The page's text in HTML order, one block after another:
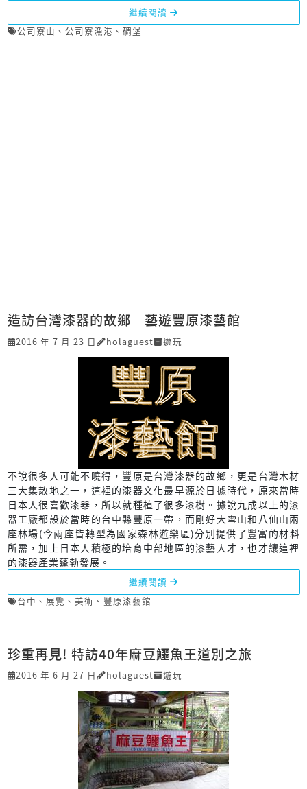
繼續閱讀
公司寮山 、 公司寮漁港 、 碉堡
造訪台灣漆器的故鄉─藝遊豐原漆藝館
2016 年 7 月 23 日 holaguest 遊玩
不說很多人可能不曉得，豐原是台灣漆器的故鄉，更是台灣木材
三大集散地之一，這裡的漆器文化最早源於日據時代，原來當時
日本人很喜歡漆器，所以就種植了很多漆樹。據說九成以上的漆
器工廠都設於當時的台中縣豐原一帶，而剛好大雪山和八仙山兩
座林場(今兩座皆轉型為國家森林遊樂區)分別提供了豐富的材料
所需，加上日本人積極的培育中部地區的漆藝人才，也才讓這裡
的漆器產業蓬勃發展。
繼續閱讀
台中 、 展覽 、 美術 、 豐原漆藝館
珍重再見! 特訪40年麻豆鱷魚王道別之旅
2016 年 6 月 27 日 holaguest 遊玩